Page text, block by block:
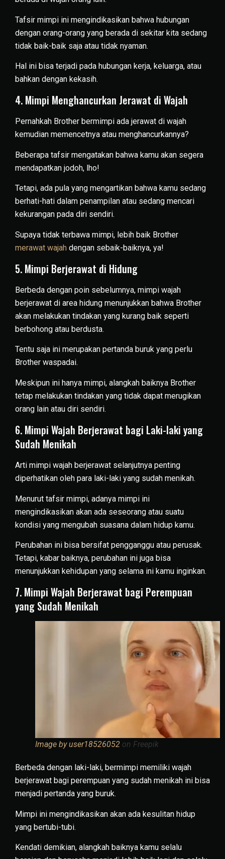
Tafsir mimpi ini mengindikasikan bahwa hubungan
dengan orang-orang yang berada di sekitar kita sedang
tidak baik-baik saja atau tidak nyaman.
Hal ini bisa terjadi pada hubungan kerja, keluarga, atau
bahkan dengan kekasih.
4. Mimpi Menghancurkan Jerawat di Wajah
Pernahkah Brother bermimpi ada jerawat di wajah
kemudian memencetnya atau menghancurkannya?
Beberapa tafsir mengatakan bahwa kamu akan segera
mendapatkan jodoh, lho!
Tetapi, ada pula yang mengartikan bahwa kamu sedang
berhati-hati dalam penampilan atau sedang mencari
kekurangan pada diri sendiri.
Supaya tidak terbawa mimpi, lebih baik Brother
merawat wajah dengan sebaik-baiknya, ya!
5. Mimpi Berjerawat di Hidung
Berbeda dengan poin sebelumnya, mimpi wajah
berjerawat di area hidung menunjukkan bahwa Brother
akan melakukan tindakan yang kurang baik seperti
berbohong atau berdusta.
Tentu saja ini merupakan pertanda buruk yang perlu
Brother waspadai.
Meskipun ini hanya mimpi, alangkah baiknya Brother
tetap melakukan tindakan yang tidak dapat merugikan
orang lain atau diri sendiri.
6. Mimpi Wajah Berjerawat bagi Laki-laki yang
Sudah Menikah
Arti mimpi wajah berjerawat selanjutnya penting
diperhatikan oleh para laki-laki yang sudah menikah.
Menurut tafsir mimpi, adanya mimpi ini
mengindikasikan akan ada seseorang atau suatu
kondisi yang mengubah suasana dalam hidup kamu.
Perubahan ini bisa bersifat pengganggu atau perusak.
Tetapi, kabar baiknya, perubahan ini juga bisa
menunjukkan kehidupan yang selama ini kamu inginkan.
7. Mimpi Wajah Berjerawat bagi Perempuan
yang Sudah Menikah
Image by user18526052 on Freepik
Berbeda dengan laki-laki, bermimpi memiliki wajah
berjerawat bagi perempuan yang sudah menikah ini bisa
menjadi pertanda yang buruk.
Mimpi ini mengindikasikan akan ada kesulitan hidup
yang bertubi-tubi.
Kendati demikian, alangkah baiknya kamu selalu